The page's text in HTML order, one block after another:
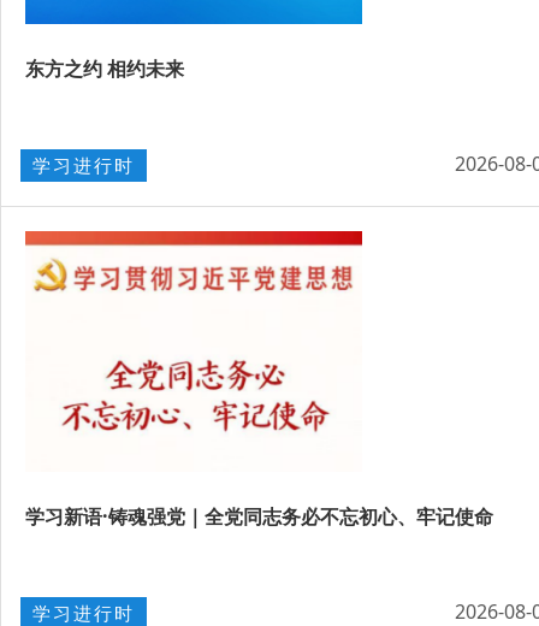
东方之约 相约未来
学习进行时 2026-08-
学习新语·铸魂强党｜全党同志务必不忘初心、牢记使命
学习进行时 2026-08-